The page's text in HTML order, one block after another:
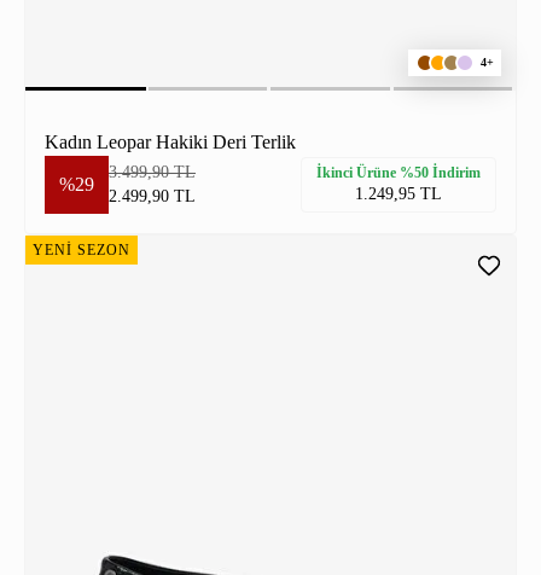
4+
Kadın Leopar Hakiki Deri Terlik
%29
3.499,90 TL
2.499,90 TL
İkinci Ürüne %50 İndirim
1.249,95 TL
YENİ SEZON